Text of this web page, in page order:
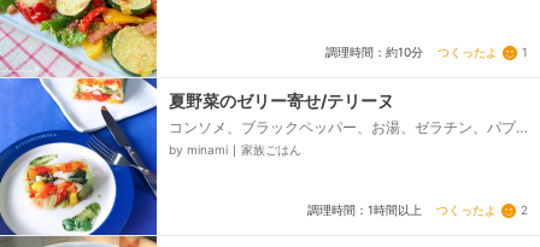
調理時間：約10分 つくったよ 1
夏野菜のゼリー寄せ/テリーヌ
コンソメ、ブラックペッパー、お湯、ゼラチン、パプ
リカ(赤、黄、オレンジ)、ブロッコリー、きゅうり、カ
by minami ∣ 家族ごはん
調理時間：1時間以上 つくったよ 2